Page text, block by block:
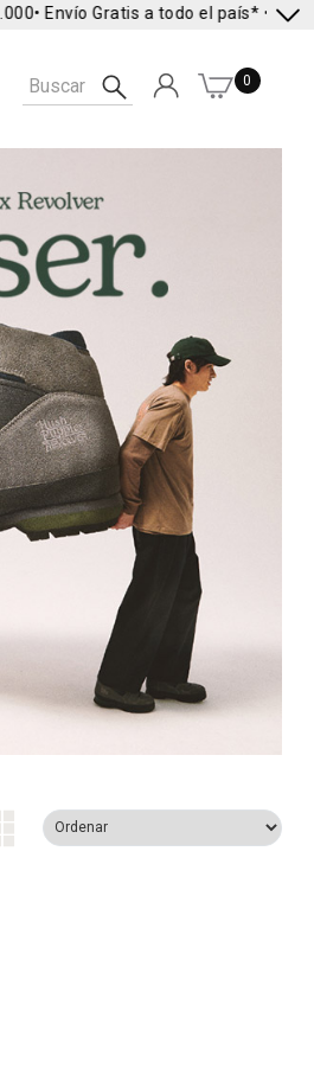
• Envío Gratis a todo el país* •Envío
0